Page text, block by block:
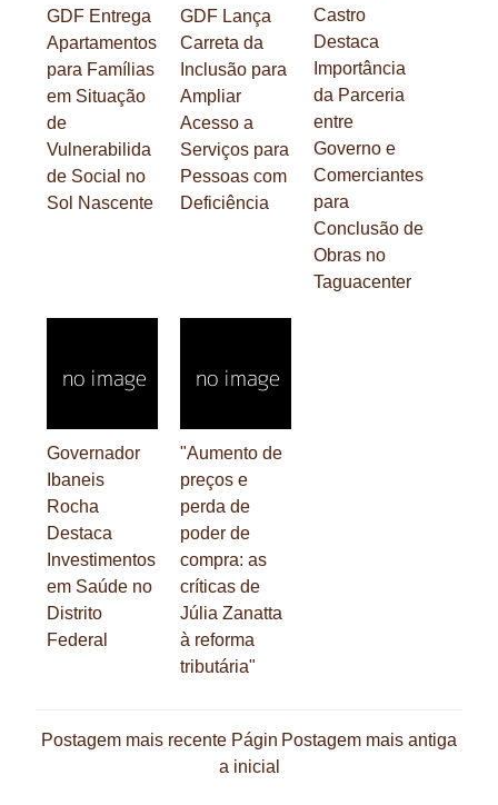
GDF Entrega
Apartamentos
para Famílias
em Situação
de
Vulnerabilida
de Social no
Sol Nascente
GDF Lança
Carreta da
Inclusão para
Ampliar
Acesso a
Serviços para
Pessoas com
Deficiência
Castro
Destaca
Importância
da Parceria
entre
Governo e
Comerciantes
para
Conclusão de
Obras no
Taguacenter
Governador
Ibaneis
Rocha
Destaca
Investimentos
em Saúde no
Distrito
Federal
"Aumento de
preços e
perda de
poder de
compra: as
críticas de
Júlia Zanatta
à reforma
tributária"
Postagem mais recente Postagem mais antiga
Págin
a inicial